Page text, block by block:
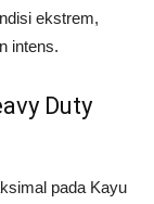
ekstrem,
intens.
Duty
pada Kayu